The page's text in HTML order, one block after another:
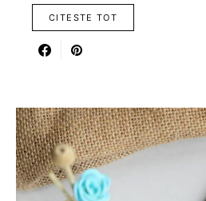
CITESTE TOT